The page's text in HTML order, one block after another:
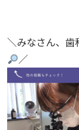
＼みなさん、歯
／